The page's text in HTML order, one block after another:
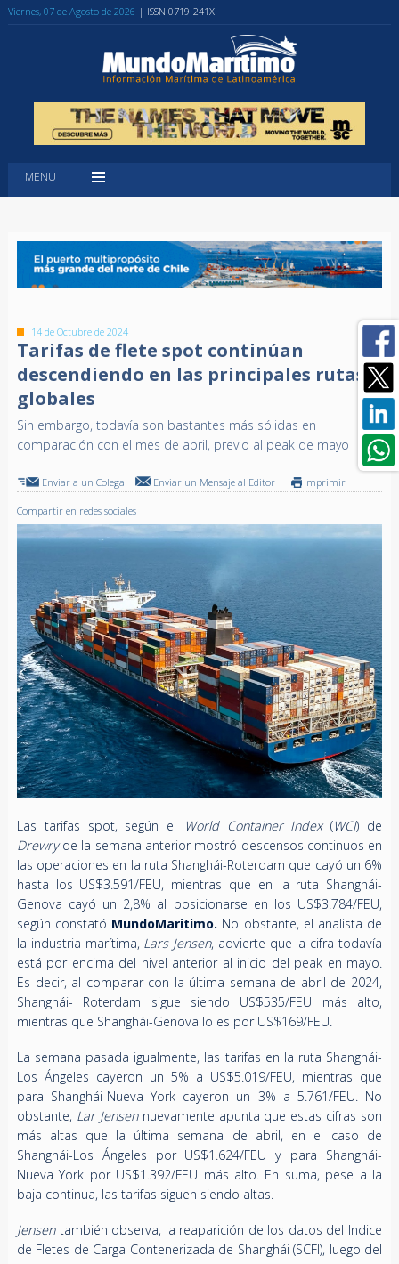
Viernes, 07 de Agosto de 2026 | ISSN 0719-241X
MENU
14 de Octubre de 2024
Tarifas de flete spot continúan
descendiendo en las principales rutas
globales
Sin embargo, todavía son bastantes más sólidas en
comparación con el mes de abril, previo al peak de mayo
Enviar a un Colega Enviar un Mensaje al Editor Imprimir
Compartir en redes sociales
Las tarifas spot, según el World Container Index(WCI) de
Drewryde la semana anterior mostró descensos continuos en
las operaciones en la ruta Shanghái-Roterdam que cayó un 6%
hasta los US$3.591/FEU, mientras que en la ruta Shanghái-
Genova cayó un 2,8% al posicionarse en los US$3.784/FEU,
según constató MundoMaritimo. No obstante, el analista de
la industria marítima, Lars Jensen, advierte que la cifra todavía
está por encima del nivel anterior al inicio del peak en mayo.
Es decir, al comparar con la última semana de abril de 2024,
Shanghái- Roterdam sigue siendo US$535/FEU más alto,
mientras que Shanghái-Genova lo es por US$169/FEU.
La semana pasada igualmente, las tarifas en la ruta Shanghái-
Los Ángeles cayeron un 5% a US$5.019/FEU, mientras que
para Shanghái-Nueva York cayeron un 3% a 5.761/FEU. No
obstante, Lar Jensennuevamente apunta que estas cifras son
más altas que la última semana de abril, en el caso de
Shanghái-Los Ángeles por US$1.624/FEU y para
Shanghái-
Nueva York por US$1.392/FEU más alto. En suma, pese a la
baja continua, las tarifas siguen siendo altas.
Jensentambién observa, la reaparición de los datos del Indice
de Fletes de Carga Contenerizada de Shanghái (SCFI), luego del